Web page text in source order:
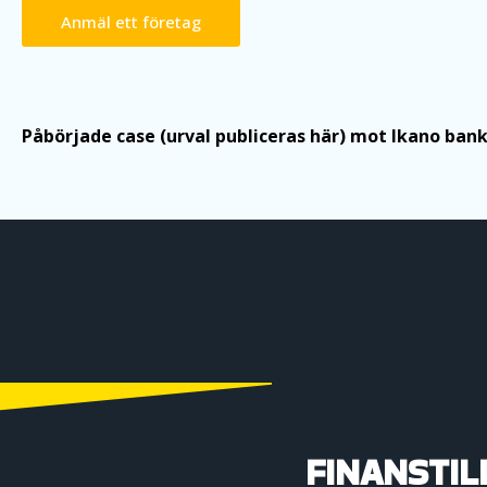
Anmäl ett företag
Påbörjade case (urval publiceras här) mot Ikano bank